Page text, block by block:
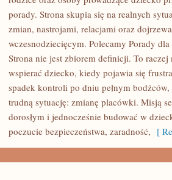
AKTYWNOŚCI
PLASTYCZNE
porady. Strona skupia się na realnych
zmian, nastrojami, relacjami oraz
wczesnodziecięcym. Polecamy Porady
Strona nie jest zbiorem definicji. To
wspierać dziecko, kiedy pojawia się
spadek kontroli po dniu pełnym
trudną sytuację: zmianę placówki. Misją
dorosłym i jednocześnie budować w
poczucie bezpieczeństwa, zaradność, [